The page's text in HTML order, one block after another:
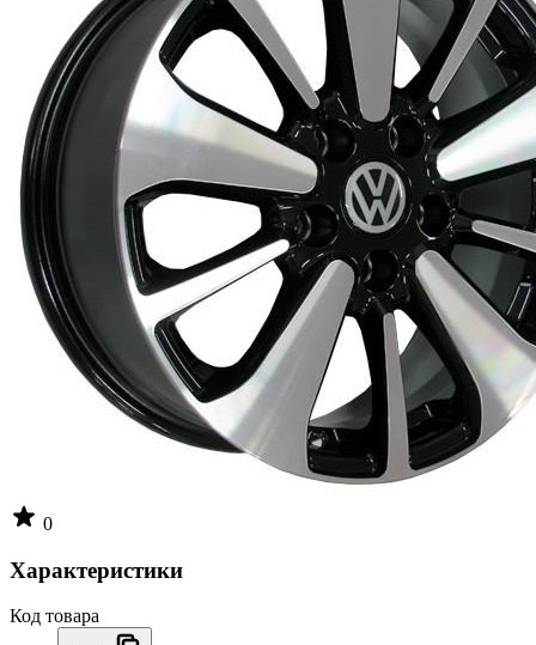
0
Характеристики
Код товара